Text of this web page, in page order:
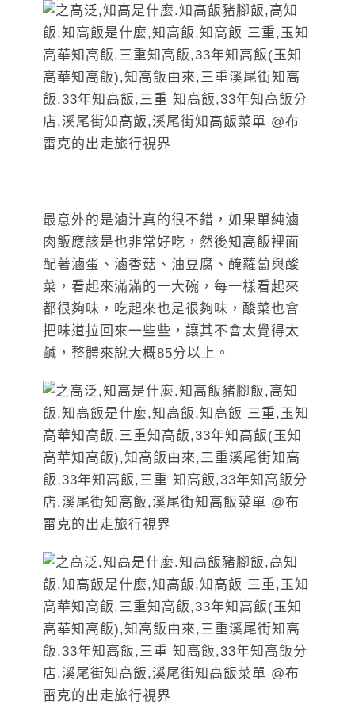
最意外的是滷汁真的很不錯，如果單純滷
肉飯應該是也非常好吃，然後知高飯裡面
配著滷蛋、滷香菇、油豆腐、醃蘿蔔與酸
菜，看起來滿滿的一大碗，每一樣看起來
都很夠味，吃起來也是很夠味，酸菜也會
把味道拉回來一些些，讓其不會太覺得太
鹹，整體來說大概85分以上。